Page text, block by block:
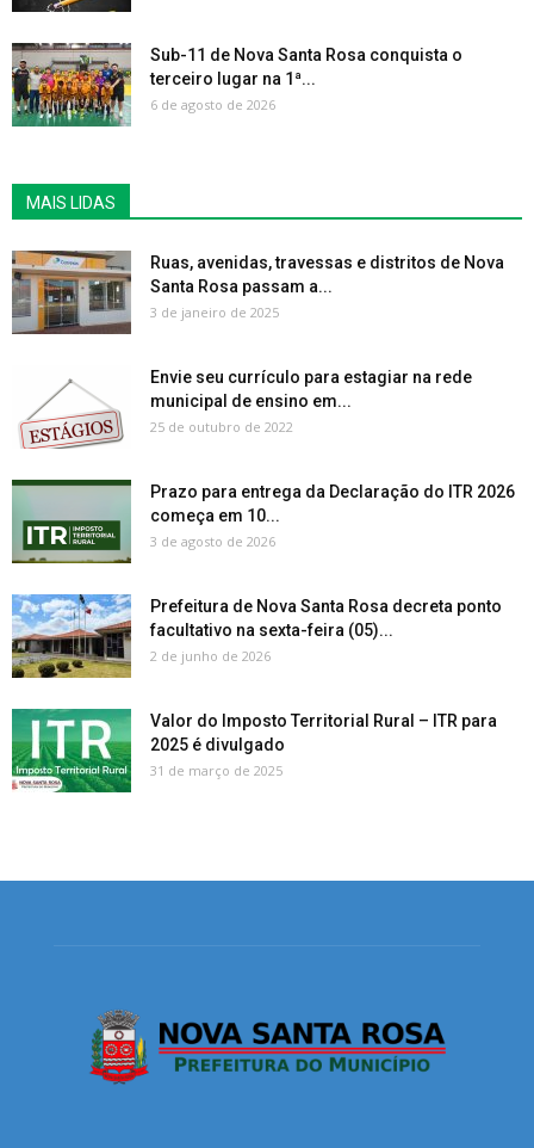
Sub-11 de Nova Santa Rosa conquista o
terceiro lugar na 1ª...
6 de agosto de 2026
MAIS LIDAS
Ruas, avenidas, travessas e distritos de Nova
Santa Rosa passam a...
3 de janeiro de 2025
Envie seu currículo para estagiar na rede
municipal de ensino em...
25 de outubro de 2022
Prazo para entrega da Declaração do ITR 2026
começa em 10...
3 de agosto de 2026
Prefeitura de Nova Santa Rosa decreta ponto
facultativo na sexta-feira (05)...
2 de junho de 2026
Valor do Imposto Territorial Rural – ITR para
2025 é divulgado
31 de março de 2025